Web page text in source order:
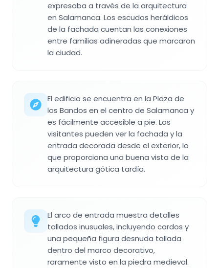
expresaba a través de la arquitectura
en Salamanca. Los escudos heráldicos
de la fachada cuentan las conexiones
entre familias adineradas que marcaron
la ciudad.
El edificio se encuentra en la Plaza de
los Bandos en el centro de Salamanca y
es fácilmente accesible a pie. Los
visitantes pueden ver la fachada y la
entrada decorada desde el exterior, lo
que proporciona una buena vista de la
arquitectura gótica tardía.
El arco de entrada muestra detalles
tallados inusuales, incluyendo cardos y
una pequeña figura desnuda tallada
dentro del marco decorativo,
raramente visto en la piedra medieval.